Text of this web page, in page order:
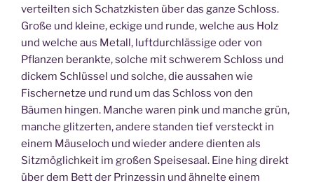
verteilten sich Schatzkisten über das ganze Schloss.
Große und kleine, eckige und runde, welche aus Holz
und welche aus Metall, luftdurchlässige oder von
Pflanzen berankte, solche mit schwerem Schloss und
dickem Schlüssel und solche, die aussahen wie
Fischernetze und rund um das Schloss von den
Bäumen hingen. Manche waren pink und manche grün,
manche glitzerten, andere standen tief versteckt in
einem Mäuseloch und wieder andere dienten als
Sitzmöglichkeit im großen Speisesaal. Eine hing direkt
über dem Bett der Prinzessin und ähnelte einem